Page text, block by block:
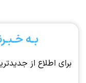
بـه
برای اطلاع از